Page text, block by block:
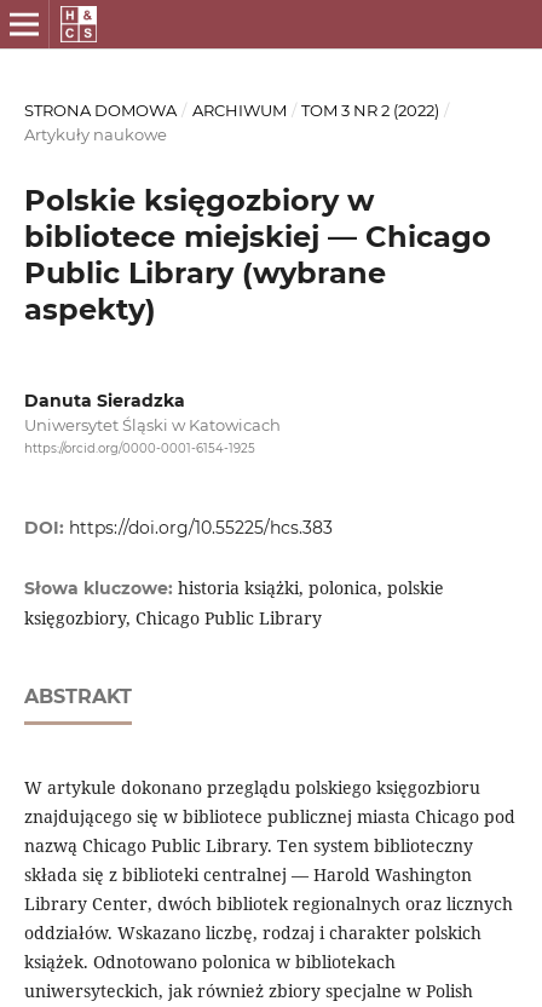
STRONA DOMOWA / ARCHIWUM / TOM 3 NR 2 (2022) /
Artykuły naukowe
Polskie księgozbiory w
bibliotece miejskiej — Chicago
Public Library (wybrane
aspekty)
Danuta Sieradzka
Uniwersytet Śląski w Katowicach
https://orcid.org/0000-0001-6154-1925
DOI: https://doi.org/10.55225/hcs.383
Słowa kluczowe: historia książki, polonica, polskie
księgozbiory, Chicago Public Library
ABSTRAKT
W artykule dokonano przeglądu polskiego księgozbioru
znajdującego się w bibliotece publicznej miasta Chicago pod
nazwą Chicago Public Library. Ten system biblioteczny
składa się z biblioteki centralnej — Harold Washington
Library Center, dwóch bibliotek regionalnych oraz licznych
oddziałów. Wskazano liczbę, rodzaj i charakter polskich
książek. Odnotowano polonica w bibliotekach
uniwersyteckich, jak również zbiory specjalne w Polish